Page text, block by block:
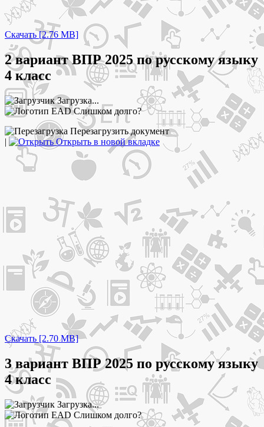
Скачать [2.76 MB]
2 вариант ВПР 2025 по русскому языку
4 класс
Загрузка...
Слишком долго?
Перезагрузить документ
|
Открыть в новой вкладке
Скачать [2.70 MB]
3 вариант ВПР 2025 по русскому языку
4 класс
Загрузка...
Слишком долго?